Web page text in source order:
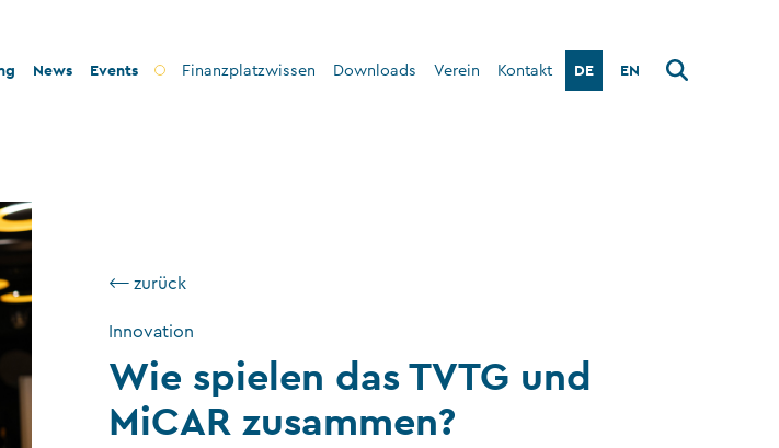
Trusts
Sicherheit
News Events Finanzplatzwissen Downloads Verein Kontakt DE EN
⟵ zurück
Innovation
Wie spielen das TVTG und
MiCAR zusammen?